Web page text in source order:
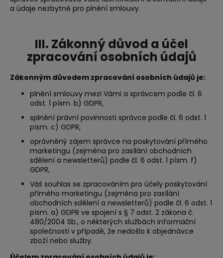
a údaje nezbytné pro plnění smlouvy.
III. Zákonný důvod a účel
zpracování osobních údajů
Zákonným důvodem zpracování osobních údajů je:
plnění smlouvy mezi Vámi a správcem podle čl. 6
odst. 1 písm. b) GDPR,
splnění právní povinnosti správce podle čl. 6 odst. 1
písm. c) GDPR,
oprávněný zájem správce na poskytování přímého
marketingu (zejména pro zasílání obchodních
sdělení a newsletterů) podle čl. 6 odst. 1 písm. f)
GDPR,
Váš souhlas se zpracováním pro účely poskytování
přímého marketingu (zejména pro zasílání
obchodních sdělení a newsletterů) podle čl. 6 odst. 1
písm. a) GDPR ve spojení s § 7 odst. 2 zákona č.
480/2004 Sb., o některých službách informační
společnosti v případě, že nedošlo k objednávce
zboží nebo služby.
u